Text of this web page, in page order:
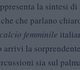
la sintesi
che parlano
calcio femminile
arrivi la
sia sul